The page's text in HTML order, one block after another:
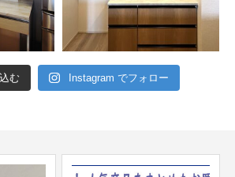
む Instagram でフォロー